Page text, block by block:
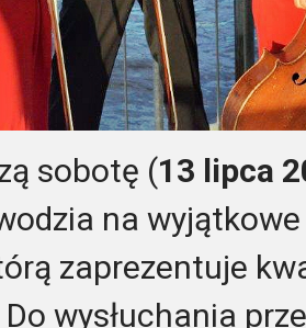
sobotę (13 lipca
na
zaprezentuje
wysłuchania